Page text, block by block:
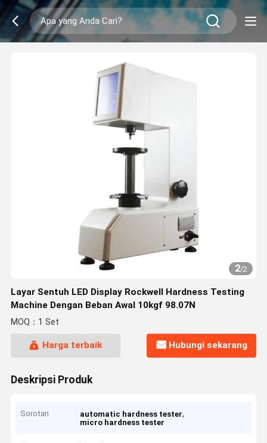
2/2
Layar Sentuh LED Display Rockwell Hardness Testing
Machine Dengan Beban Awal 10kgf 98.07N
MOQ：1 Set
Harga terbaik Hubungi sekarang
Deskripsi Produk
Sorotan automatic hardness tester,
micro hardness tester